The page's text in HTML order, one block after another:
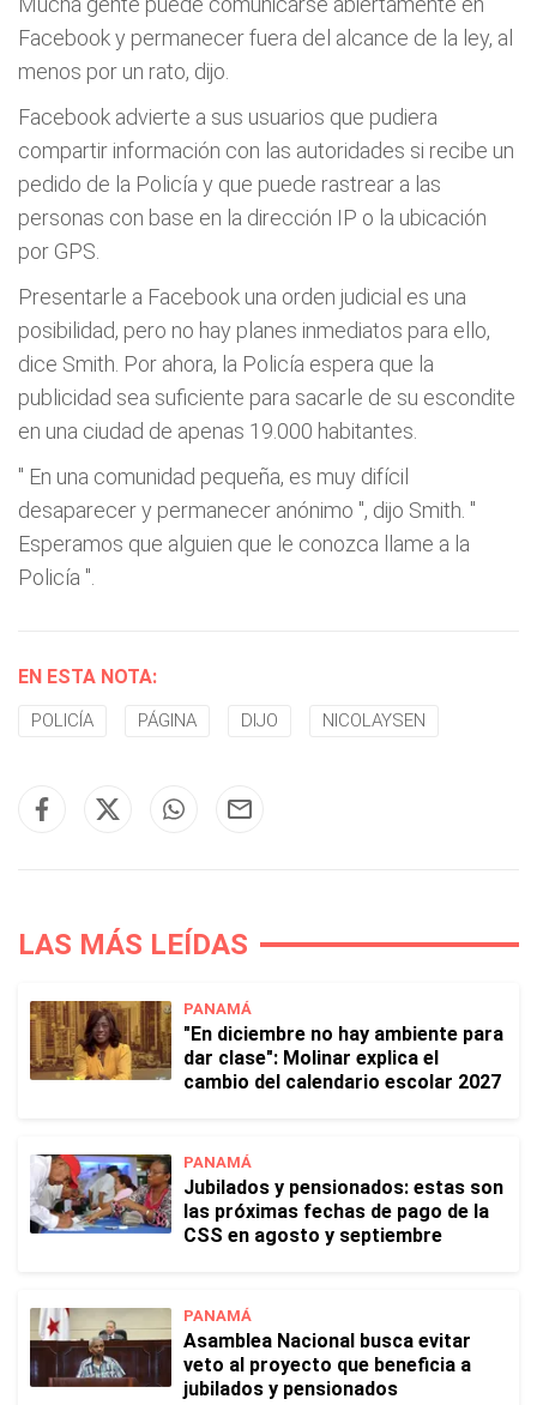
Facebook y permanecer fuera del alcance de la ley, al
menos por un rato, dijo.
Facebook advierte a sus usuarios que pudiera
compartir información con las autoridades si recibe un
pedido de la Policía y que puede rastrear a las
personas con base en la dirección IP o la ubicación
por GPS.
Presentarle a Facebook una orden judicial es una
posibilidad, pero no hay planes inmediatos para ello,
dice Smith. Por ahora, la Policía espera que la
publicidad sea suficiente para sacarle de su escondite
en una ciudad de apenas 19.000 habitantes.
" En una comunidad pequeña, es muy difícil
desaparecer y permanecer anónimo ", dijo Smith. "
Esperamos que alguien que le conozca llame a la
Policía ".
EN ESTA NOTA:
POLICÍA PÁGINA DIJO NICOLAYSEN
LAS MÁS LEÍDAS
PANAMÁ
"En diciembre no hay ambiente para
dar clase": Molinar explica el
cambio del calendario escolar 2027
PANAMÁ
Jubilados y pensionados: estas son
las próximas fechas de pago de la
CSS en agosto y septiembre
PANAMÁ
Asamblea Nacional busca evitar
veto al proyecto que beneficia a
jubilados y pensionados